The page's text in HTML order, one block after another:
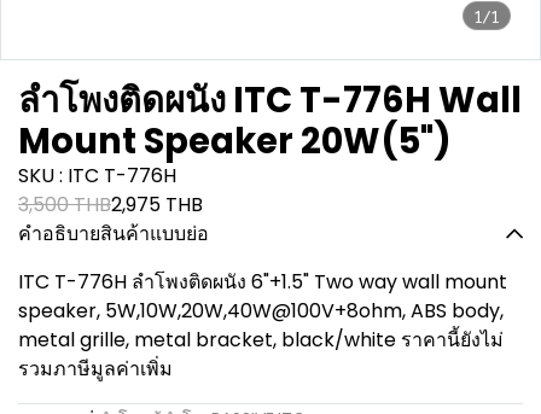
1/1
ลำโพงติดผนัง ITC T-776H Wall
Mount Speaker 20W(5")
SKU : ITC T-776H
3,500 THB2,975 THB
คำอธิบายสินค้าแบบย่อ
ITC T-776H ลำโพงติดผนัง 6"+1.5" Two way wall mount
speaker, 5W,10W,20W,40W@100V+8ohm, ABS body,
metal grille, metal bracket, black/white ราคานี้ยังไม่
รวมภาษีมูลค่าเพิ่ม